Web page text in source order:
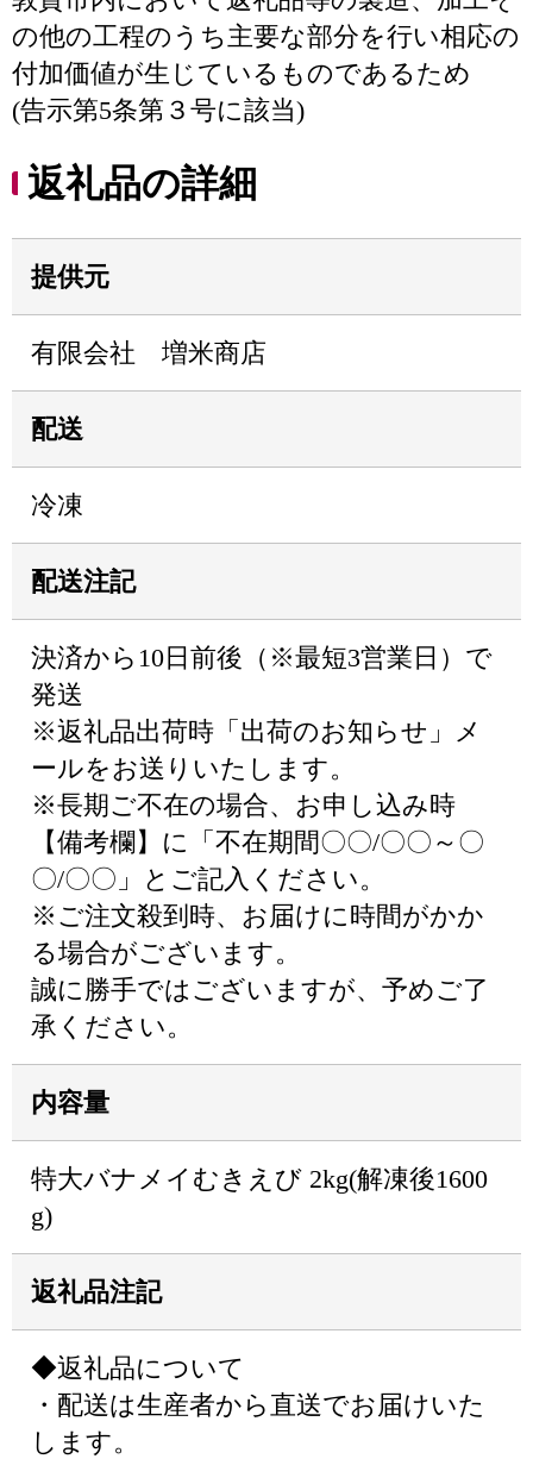
の他の工程のうち主要な部分を行い相応の
付加価値が生じているものであるため
(告示第5条第３号に該当)
返礼品の詳細
提供元
有限会社 増米商店
配送
冷凍
配送注記
決済から10日前後（※最短3営業日）で
発送
※返礼品出荷時「出荷のお知らせ」メ
ールをお送りいたします。
※長期ご不在の場合、お申し込み時
【備考欄】に「不在期間〇〇/〇〇～〇
〇/〇〇」とご記入ください。
※ご注文殺到時、お届けに時間がかか
る場合がございます。
誠に勝手ではございますが、予めご了
承ください。
内容量
特大バナメイむきえび 2kg(解凍後1600
g)
返礼品注記
◆返礼品について
・配送は生産者から直送でお届けいた
します。